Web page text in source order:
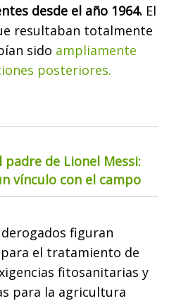
desde el año 1964. El
resultaban totalmente
sido ampliamente
posteriores.
padre de Lionel Messi:
vínculo con el campo
figuran
el tratamiento de
fitosanitarias y
para la agricultura